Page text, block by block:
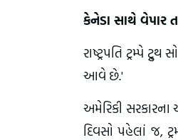
કેનેડા સાથે વેપાર
રાષ્ટ્રપતિ ટ્રમ્પે
આવે છે.'
અમેરિકી સરકારના
દિવસો પહેલાં જ,